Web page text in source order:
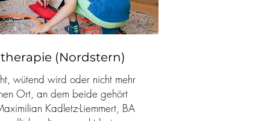
(Nordstern)
wütend wird oder nicht mehr
Ort, an dem beide gehört
Kadletz-Liemmert, BA